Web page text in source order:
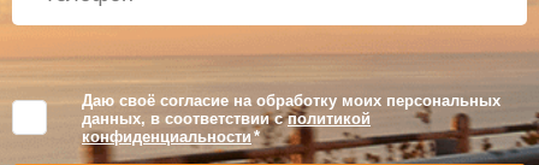
Даю своё согласие на обработку моих персональных
данных, в соответствии сполитикой
конфиденциальности *